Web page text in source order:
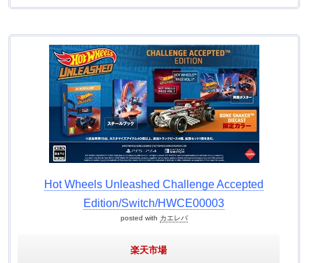
Hot Wheels Unleashed Challenge Accepted
Edition/Switch/HWCE00003
posted with カエレバ
楽天市場